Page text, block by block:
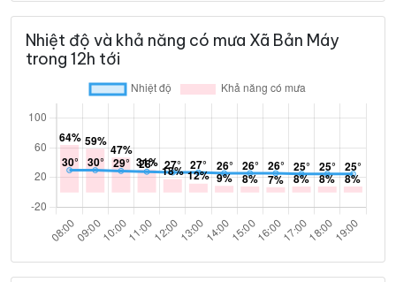
Nhiệt độ và khả năng có mưa Xã Bản Máy
trong 12h tới